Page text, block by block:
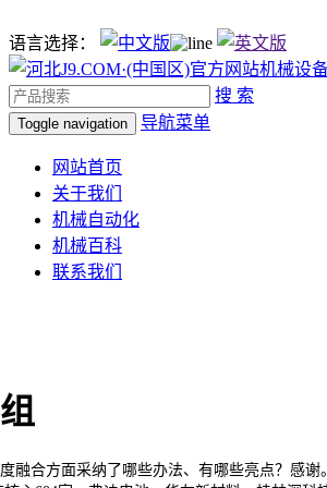
语言选择：
搜 索
Toggle navigation 导航菜单
网站首页
关于我们
机械自动化
机械百科
联系我们
合方面采纳了哪些办法、有哪些亮点？感谢